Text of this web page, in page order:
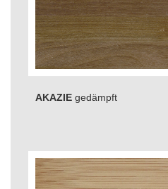
AKAZIE gedämpft